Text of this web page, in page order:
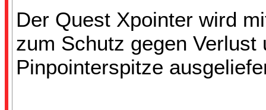
Der Quest Xpointer wird
zum Schutz gegen
Pinpointerspitze